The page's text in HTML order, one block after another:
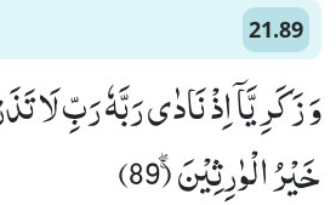
21.89
وَ زَكَرِیَّاۤ اِذْ نَادٰى رَبَّهٗ رَبِّ لَا
خَیْرُ الْوٰرِثِیْنَۚۖ (89)